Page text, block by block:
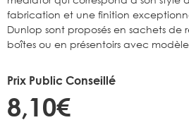
fabrication et une finition
Dunlop sont proposés en sachets de
boîtes ou en présentoirs avec
Prix Public Conseillé
8,10€